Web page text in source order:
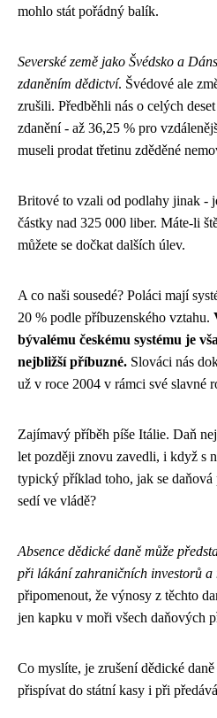
mohlo stát pořádný balík.
Severské země jako Švédsko a
zdaněním dědictví. Švédové ale
zrušili. Předběhli nás o celých
zdanění - až 36,25 % pro
museli prodat třetinu zděděné
Britové to vzali od podlahy jinak -
částky nad 325 000 liber. Máte-li
můžete se dočkat dalších úlev.
A co naši sousedé? Poláci mají
20 % podle příbuzenského vztahu.
bývalému českému systému je
nejbližší příbuzné. Slováci nás
už v roce 2004 v rámci své slavné
Zajímavý příběh píše Itálie. Daň
let později znovu zavedli, i když s
typický příklad toho, jak se
sedí ve vládě?
Absence dědické daně může
při lákání zahraničních investorů a
připomenout, že výnosy z těchto
jen kapku v moři všech daňových
Co myslíte, je zrušení dědické
přispívat do státní kasy i při